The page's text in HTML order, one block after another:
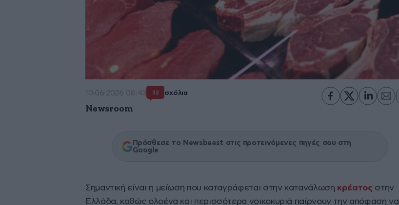
10·06·2026 08:43 32 σχόλια
Newsroom
Πρόσθεσε το Newsbeast στις προτεινόμενες πηγές σου στη
Google
Σημαντική είναι η μείωση που καταγράφεται στην κατανάλωση κρέατος στην
Ελλάδα, καθώς ολοένα και περισσότερα νοικοκυριά παίρνουν την απόφαση να